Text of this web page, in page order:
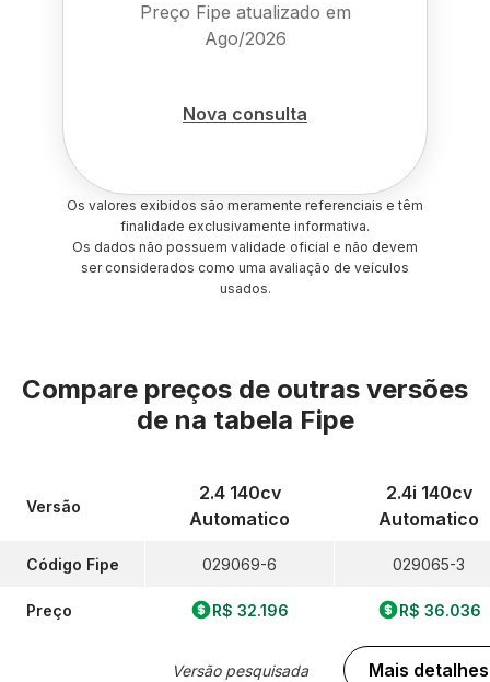
Preço Fipe atualizado em
Ago/2026
Nova consulta
Os valores exibidos são meramente referenciais e têm
finalidade exclusivamente informativa.
Os dados não possuem validade oficial e não devem
ser considerados como uma avaliação de veículos
usados.
Compare preços de outras versões
de na tabela Fipe
Versão
Código Fipe
Preço
2.4 140cv
Automatico
029069-6
R$ 32.196
Versão pesquisada
2.4i 140cv
Automatico
029065-3
R$ 36.036
Mais detalhes